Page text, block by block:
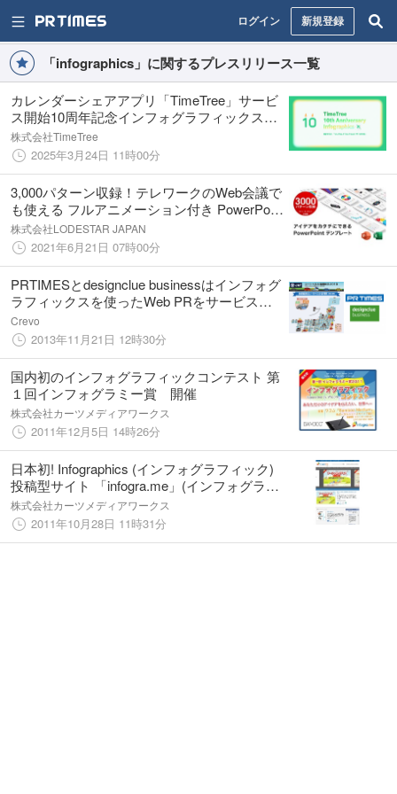
ログイン 新規登録
「infographics」に関するプレスリリース一覧
カレンダーシェアアプリ「TimeTree」サービ
ス開始10周年記念インフォグラフィックス
「数字で見るTimeTreeとTimeTreeユーザーの
10年」を公開
株式会社TimeTree
2025年3月24日 11時00分
3,000パターン収録！テレワークのWeb会議で
も使える フルアニメーション付き PowerPoint
テンプレート
株式会社LODESTAR JAPAN
2021年6月21日 07時00分
PRTIMESとdesignclue businessはインフォグ
ラフィックスを使ったWeb PRをサービス開
始！企画・画像制作・情報発信までをワンス
トップ提供
Crevo
2013年11月21日 12時30分
国内初のインフォグラフィックコンテスト 第
１回インフォグラミー賞 開催
株式会社カーツメディアワークス
2011年12月5日 14時26分
日本初! Infographics (インフォグラフィック)
投稿型サイト 「infogra.me」(インフォグラミ
ー) 10月27日(金)α版オープン!
株式会社カーツメディアワークス
2011年10月28日 11時31分